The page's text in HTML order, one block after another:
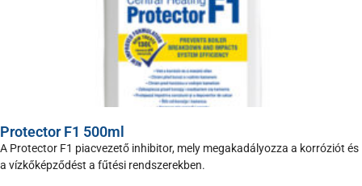
Protector F1 500ml
A Protector F1 piacvezető inhibitor, mely megakadályozza a korróziót és
a vízkőképződést a fűtési rendszerekben.